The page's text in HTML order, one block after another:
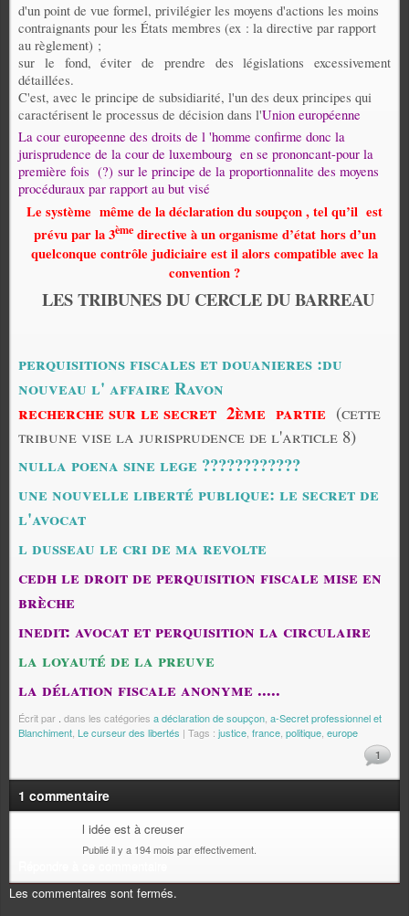
d'un point de vue formel, privilégier les moyens d'actions les moins
contraignants pour les États membres (ex : la directive par rapport
au règlement) ;
sur le fond, éviter de prendre des législations excessivement
détaillées.
C'est, avec le principe de subsidiarité, l'un des deux principes qui
caractérisent le processus de décision dans l'Union européenne
La cour europeenne des droits de l 'homme confirme donc la
jurisprudence de la cour de luxembourg en se prononcant-pour la
première fois (?) sur le principe de la proportionnalite des moyens
procéduraux par rapport au but visé
Le système même de la déclaration du soupçon , tel qu’il est
prévu par la 3èmedirective à un organisme d’état hors d’un
quelconque contrôle judiciaire est il alors compatible avec la
convention ?
LES TRIBUNES DU CERCLE DU BARREAU
perquisitions fiscales et douanieres :du
nouveau l' affaire Ravon
recherche sur le secret 2ème partie (cette
tribune vise la jurisprudence de l'article 8)
nulla poena sine lege ????????????
une nouvelle liberté publique: le secret de
l'avocat
l dusseau le cri de ma revolte
cedh le droit de perquisition fiscale mise en
brèche
inedit: avocat et perquisition la circulaire
la loyauté de la preuve
la délation fiscale anonyme .....
Écrit par dans les catégories a déclaration de soupçon a-Secret professionnel et
Blanchiment Le curseur des libertés | Tags : justice france politique europe
1
1 commentaire
l idée est à creuser
Publié il y a 194 mois par effectivement.
Les commentaires sont fermés.